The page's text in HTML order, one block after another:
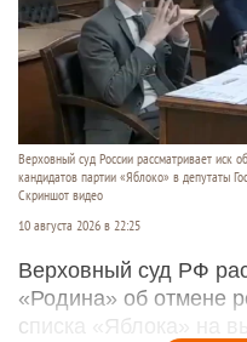
Верховный суд России рассматривает иск
кандидатов партии «Яблоко» в депутаты
Скриншот видео
10 августа 2026 в 22:25
Верховный суд РФ
«Родина» об отмене
списка «Яблока» на